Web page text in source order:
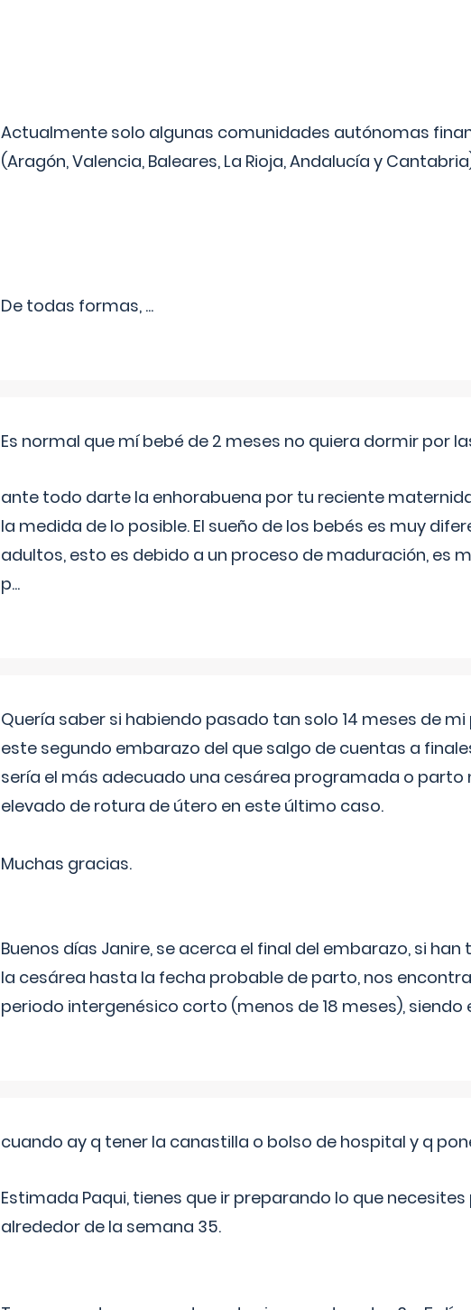
Actualmente solo algunas comunidades autónomas
(Aragón, Valencia, Baleares, La Rioja, Andalucía y
De todas formas, ...
Es normal que mí bebé de 2 meses no quiera dormir por
ante todo darte la enhorabuena por tu reciente
la medida de lo posible. El sueño de los bebés es muy
adultos, esto es debido a un proceso de maduración, es
p...
Quería saber si habiendo pasado tan solo 14 meses de
este segundo embarazo del que salgo de cuentas a
sería el más adecuado una cesárea programada o parto
elevado de rotura de útero en este último caso.
Muchas gracias.
Buenos días Janire, se acerca el final del embarazo, si
la cesárea hasta la fecha probable de parto, nos
periodo intergenésico corto (menos de 18 meses),
cuando ay q tener la canastilla o bolso de hospital y q
Estimada Paqui, tienes que ir preparando lo que
alrededor de la semana 35.